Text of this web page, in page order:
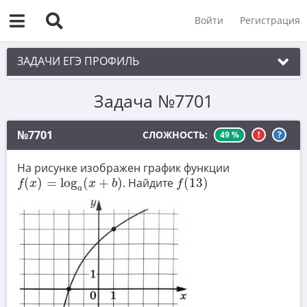
Войти Регистрация
ЗАДАЧИ ЕГЭ ПРОФИЛЬ
1. Планиметрия
2. Векторы
3. Стереометрия
4. Классическое определение вероятности
5. Теория вероятностей
6. Уравнения
7. Нахождение значений выражений
8. Производная
9. Задачи прикладного содержания
Задача №7701
№7701 СЛОЖНОСТЬ: 49 % ! ?
На рисунке изображен график функции
f(x) = loga(x + b)
f(x)=loga(x+b) . Найдите f(13)
f(13)